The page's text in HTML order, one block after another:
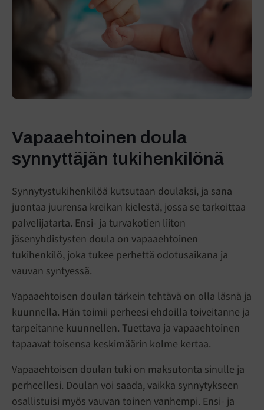
Vapaaehtoinen doula
synnyttäjän tukihenkilönä
Synnytystukihenkilöä kutsutaan doulaksi, ja sana
juontaa juurensa kreikan kielestä, jossa se tarkoittaa
palvelijatarta. Ensi- ja turvakotien liiton
jäsenyhdistysten doula on vapaaehtoinen
tukihenkilö, joka tukee perhettä odotusaikana ja
vauvan syntyessä.
Vapaaehtoisen doulan tärkein tehtävä on olla läsnä ja
kuunnella. Hän toimii perheesi ehdoilla toiveitanne ja
tarpeitanne kuunnellen. Tuettava ja vapaaehtoinen
tapaavat toisensa keskimäärin kolme kertaa.
Vapaaehtoisen doulan tuki on maksutonta sinulle ja
perheellesi. Doulan voi saada, vaikka synnytykseen
osallistuisi myös vauvan toinen vanhempi. Ensi- ja